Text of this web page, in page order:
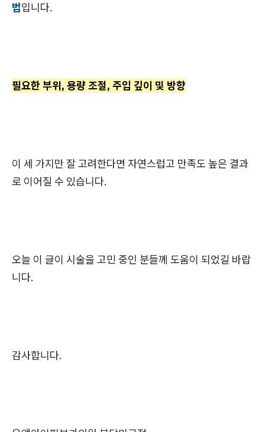
법입니다.
필요한 부위, 용량 조절, 주입 깊이 및 방향
이 세 가지만 잘 고려한다면 자연스럽고 만족도 높은 결과
로 이어질 수 있습니다.
오늘 이 글이 시술을 고민 중인 분들께 도움이 되었길 바랍
니다.
감사합니다.